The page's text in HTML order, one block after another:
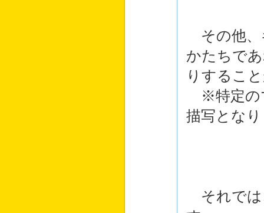
その他、
かたちで
りするこ
※特定の
描写とな
それでは